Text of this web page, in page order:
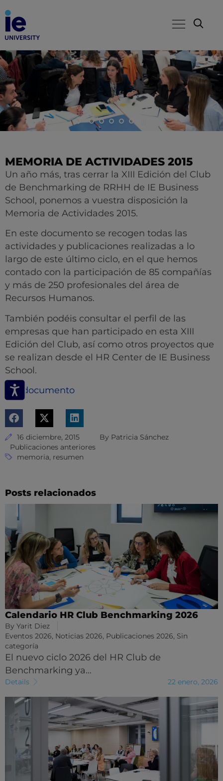
MEMORIA DE ACTIVIDADES 2015
Un año más, tras cerrar la XIII Edición del Club
de Benchmarking de RRHH de IE Business
School, ponemos a vuestra disposición la
Memoria de Actividades 2015.
En este documento se recogen todas las
actividades y publicaciones realizadas a lo
largo de este último ciclo, en el que hemos
contado con la participación de 85 compañías
y más de 250 profesionales del área de
Recursos Humanos.
También podéis consultar el perfil de las
empresas que han participado en esta XIII
Edición del Club, así como otros proyectos que
se realizan desde el HR Center de IE Business
School.
Ver documento
16 diciembre, 2015 By Patricia Sánchez
Publicaciones anteriores
memoria, resumen
Posts relacionados
Calendario HR Club Benchmarking 2026
By Yarit Diez
Eventos 2026, Noticias 2026, Publicaciones 2026, Sin
categoría
El nuevo ciclo 2026 del HR Club de
Benchmarking ya…
Details 22 enero, 2026